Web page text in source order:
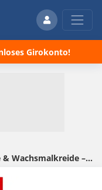
Girokonto!
– woody 3in1 im 6er Pack